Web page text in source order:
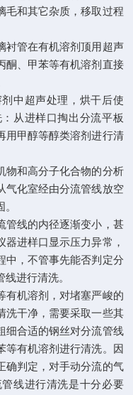
毛和其它杂质，移取过程
衬管在有机溶剂顶用超声
酮、甲苯等有机溶剂直接
中超声处理，烘干后使
从进样口掏出分流平板
用甲醇等醇类溶剂进行清
物和高分子化合物的分析
气化室经由分流管线放空
管线的内径逐渐变小，甚
进样口显示压力异常，
中，不管事先能否判定分
进行清洗。
有机溶剂，对堵塞严峻的
洗干净，需要采取一些其
细合适的钢丝对分流管线
等有机溶剂进行清洗。因
确判定，对手动分流的气
线进行清洗是十分必要